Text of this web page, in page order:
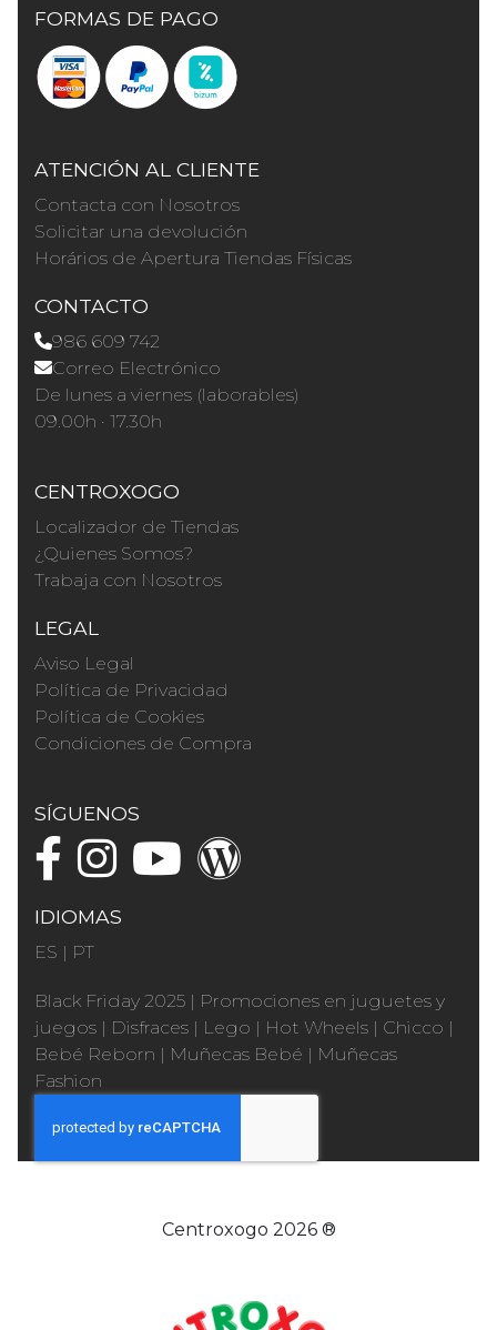
FORMAS DE PAGO
ATENCIÓN AL CLIENTE
Contacta con Nosotros
Solicitar una devolución
Horários de Apertura Tiendas Físicas
CONTACTO
986 609 742
Correo Electrónico
De lunes a viernes (laborables)
09.00h · 17.30h
CENTROXOGO
Localizador de Tiendas
¿Quienes Somos?
Trabaja con Nosotros
LEGAL
Aviso Legal
Política de Privacidad
Política de Cookies
Condiciones de Compra
SÍGUENOS
IDIOMAS
ES | PT
Black Friday 2025 | Promociones en juguetes y
juegos | Disfraces | Lego | Hot Wheels | Chicco |
Bebé Reborn | Muñecas Bebé | Muñecas
Fashion
Centroxogo 2026 ®